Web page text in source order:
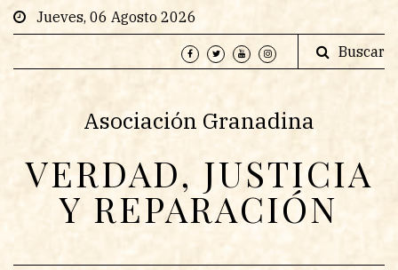
Jueves, 06 Agosto 2026
Buscar
Asociación Granadina
VERDAD, JUSTICIA
Y REPARACIÓN